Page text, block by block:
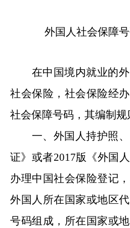
外国人社会保障
在中国境内就业的
社会保险，社会保险经
社会保障号码，其编制规
一、 外国人持护照
证》或者2017版《外国
办理中国社会保险登记
外国人所在国家或地区代
号码组成 ， 所在国家或